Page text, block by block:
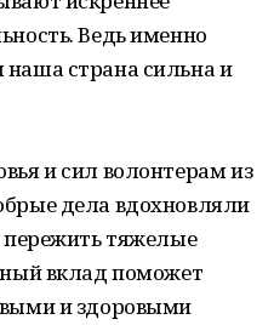
Ведь именно
страна сильна и
и сил волонтерам из
дела вдохновляли
пережить тяжелые
вклад поможет
и здоровыми